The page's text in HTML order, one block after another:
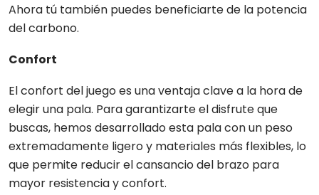
Ahora tú también puedes beneficiarte de la potencia
del carbono.
Confort
El confort del juego es una ventaja clave a la hora de
elegir una pala. Para garantizarte el disfrute que
buscas, hemos desarrollado esta pala con un peso
extremadamente ligero y materiales más flexibles, lo
que permite reducir el cansancio del brazo para
mayor resistencia y confort.